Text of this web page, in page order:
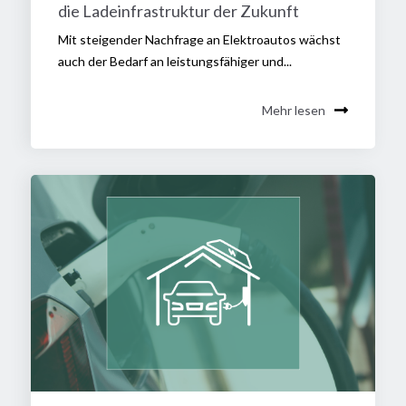
die Ladeinfrastruktur der Zukunft
Mit steigender Nachfrage an Elektroautos wächst
auch der Bedarf an leistungsfähiger und...
Mehr lesen